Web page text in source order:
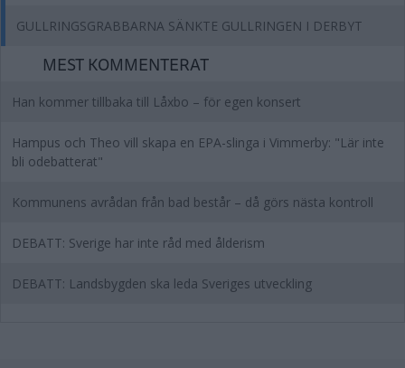
GULLRINGSGRABBARNA SÄNKTE GULLRINGEN I DERBYT
MEST KOMMENTERAT
Han kommer tillbaka till Låxbo – för egen konsert
Hampus och Theo vill skapa en EPA-slinga i Vimmerby: "Lär inte
bli odebatterat"
Kommunens avrådan från bad består – då görs nästa kontroll
DEBATT: Sverige har inte råd med ålderism
DEBATT: Landsbygden ska leda Sveriges utveckling